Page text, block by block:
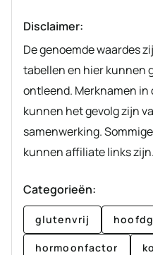
Disclaimer:
De genoemde waardes zijn gebaseerd op standaard
tabellen en hier kunnen
ontleend. Merknamen
kunnen het gevolg zijn
samenwerking.
kunnen affiliate links
Categorieën:
glutenvrij
hormoonfactor